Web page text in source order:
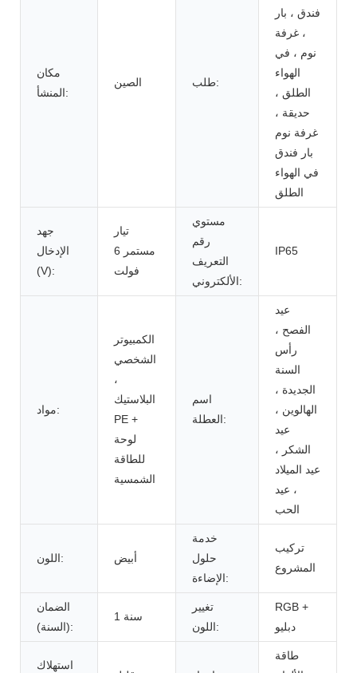
مكان
المنشأ:
الصين طلب:
فندق ، بار
، غرفة
نوم ، في
الهواء
الطلق ،
حديقة ،
غرفة نوم
بار فندق
في الهواء
الطلق
جهد
الإدخال
(V):
تيار
مستمر 6
فولت
مستوي
رقم
التعريف
الألكتروني:
IP65
مواد:
الكمبيوتر
الشخصي
،
البلاستيك
PE +
لوحة
للطاقة
الشمسية
اسم
العطلة:
عيد
الفصح ،
رأس
السنة
الجديدة ،
الهالوين ،
عيد
الشكر ،
عيد الميلاد
، عيد
الحب
اللون: أبيض
خدمة
حلول
الإضاءة:
تركيب
المشروع
الضمان
(السنة):
1 سنة
تغيير
اللون:
RGB +
دبليو
استهلاك
طاقة